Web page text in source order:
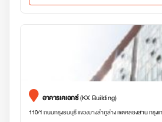
อาคารเคเอกซ์(KX Building)
110/1 ถนนกรุงธนบุรี แขวงบางลำภูล่าง เขตคลองสาน กรุง